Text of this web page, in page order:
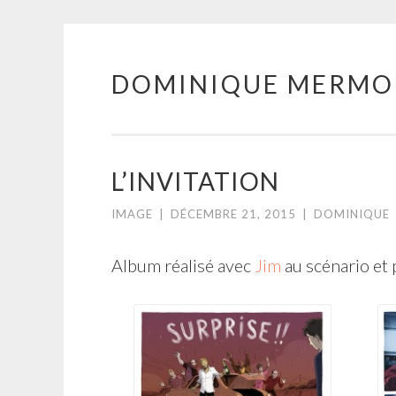
Aller
DOMINIQUE
L’INVITATION
IMAGE DÉCEMBRE 21, 2015 DOMINIQUE
Album réalisé avec Jim au scénario et